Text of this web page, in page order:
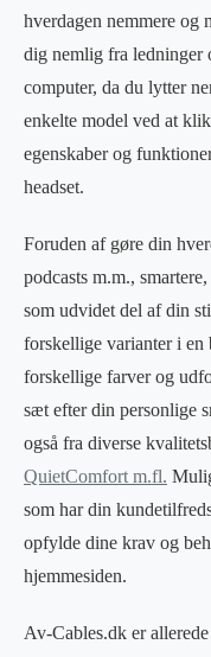
hverdagen nemmere og
dig nemlig fra ledninger
computer, da du lytter
enkelte model ved at
egenskaber og
headset.
Foruden af gøre din
podcasts m.m.,
som udvidet del af din
forskellige varianter i en
forskellige farver og
sæt efter din personlige
også fra diverse
QuietComfort m.fl.
som har din
opfylde dine krav og
hjemmesiden.
Av-Cables.dk er